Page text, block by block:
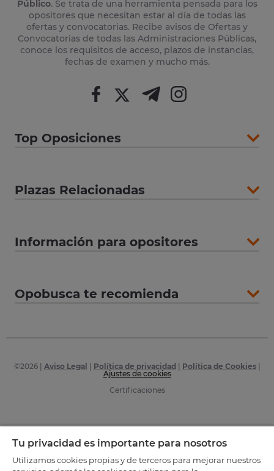
Público. Se trata de una herramienta pensada para los
opositores que necesitan estar al día de todas las
ofertas y convocatorias. Recibe avisos de Ofertas y
Convocatorias de todas las Administraciones Públicas,
conoce los requisitos de acceso, plazos de instancias,
fechas de examen y mucho más.
Top Oposiciones
Plazas Relacionadas
Información para opositores
Opobusca te recomienda
©2026| Aviso Legal Política de privacidad Política de Cookies|
Ajustes de cookies
Certificaciones
Tu privacidad es importante para nosotros
Utilizamos cookies propias y de terceros para mejorar nuestros